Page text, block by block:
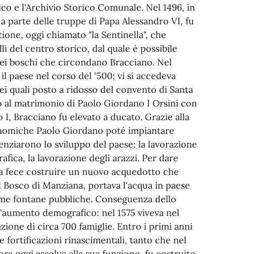
e l'Archivio Storico Comunale. Nel 1496, in
parte delle truppe di Papa Alessandro VI, fu
oggi chiamato "la Sentinella", che
del centro storico, dal quale è possibile
boschi che circondano Bracciano. Nel
paese nel corso del '500; vi si accedeva
quali posto a ridosso del convento di Santa
al matrimonio di Paolo Giordano I Orsini con
Bracciano fu elevato a ducato. Grazie alla
Paolo Giordano poté impiantare
lo sviluppo del paese: la lavorazione
la lavora­zione degli arazzi. Per dare
costruire un nuovo acquedotto che
di Manziana, portava l'acqua in paese
fontane pubbliche. Conseguenza dello
demografico: nel 1575 viveva nel
di circa 700 famiglie. Entro i primi anni
fortificazioni rinascimentali, tanto che nel